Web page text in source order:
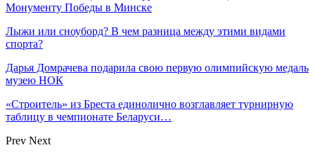
Монументу Победы в Минске
Лыжи или сноуборд? В чем разница между этими видами
спорта?
Дарья Домрачева подарила свою первую олимпийскую медаль
музею НОК
«Строитель» из Бреста единолично возглавляет турнирную
таблицу в чемпионате Беларуси…
Prev Next